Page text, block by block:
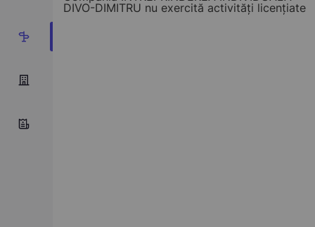
DIVO-DIMITRU nu exercită activități licențiate